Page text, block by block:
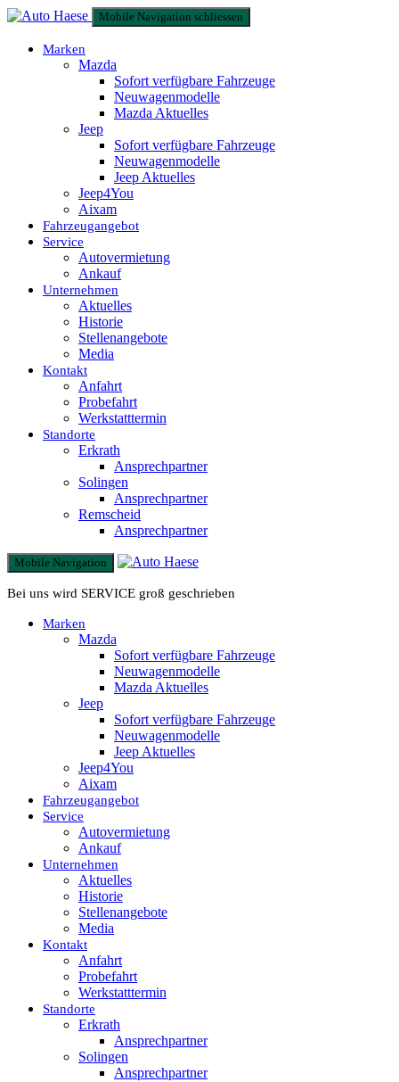
Mobile Navigation schliessen
Marken
Mazda
Sofort verfügbare Fahrzeuge
Neuwagenmodelle
Mazda Aktuelles
Jeep
Sofort verfügbare Fahrzeuge
Neuwagenmodelle
Jeep Aktuelles
Jeep4You
Aixam
Fahrzeugangebot
Service
Autovermietung
Ankauf
Unternehmen
Aktuelles
Historie
Stellenangebote
Media
Kontakt
Anfahrt
Probefahrt
Werkstatttermin
Standorte
Erkrath
Ansprechpartner
Solingen
Ansprechpartner
Remscheid
Ansprechpartner
Mobile Navigation
Bei uns wird SERVICE groß geschrieben
Marken
Mazda
Sofort verfügbare Fahrzeuge
Neuwagenmodelle
Mazda Aktuelles
Jeep
Sofort verfügbare Fahrzeuge
Neuwagenmodelle
Jeep Aktuelles
Jeep4You
Aixam
Fahrzeugangebot
Service
Autovermietung
Ankauf
Unternehmen
Aktuelles
Historie
Stellenangebote
Media
Kontakt
Anfahrt
Probefahrt
Werkstatttermin
Standorte
Erkrath
Ansprechpartner
Solingen
Ansprechpartner